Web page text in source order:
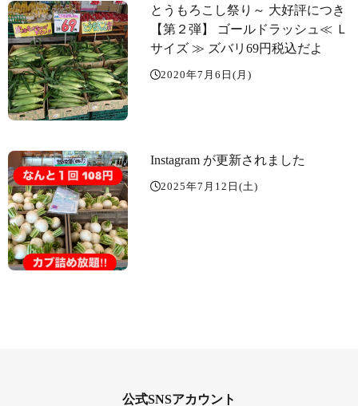
とうもろこし祭り～️ 大好評につき
【第２弾️】 ゴールドラッシュ≪ Ｌ
サイズ ≫ ズバリ69円️税込だよ
2020年7月6日(月)
Instagram が更新されました
2025年7月12日(土)
公式SNSアカウント